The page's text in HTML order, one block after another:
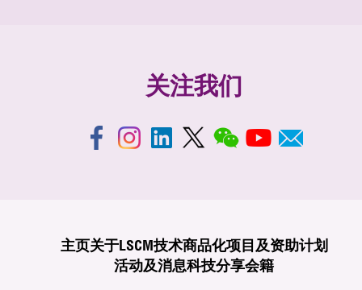
关注我们
主页关于LSCM技术商品化项目及资助计划
活动及消息科技分享会籍